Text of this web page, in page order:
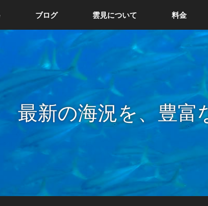
ブログ 雲見について 料金
最新の海況を、豊富